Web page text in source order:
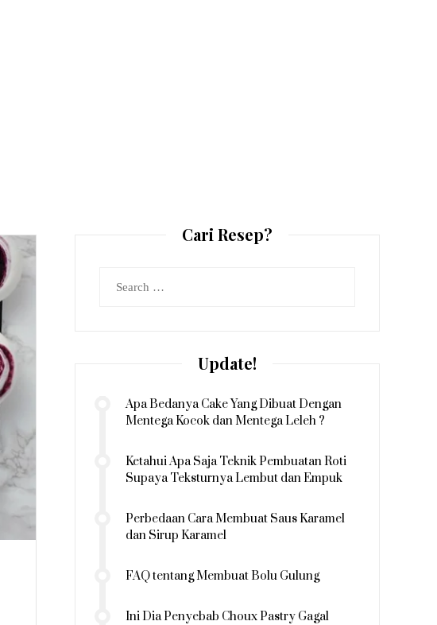
Cari Resep?
Update!
Apa Bedanya Cake Yang Dibuat Dengan
Mentega Kocok dan Mentega Leleh ?
Ketahui Apa Saja Teknik Pembuatan Roti
Supaya Teksturnya Lembut dan Empuk
Perbedaan Cara Membuat Saus Karamel
dan Sirup Karamel
FAQ tentang Membuat Bolu Gulung
Ini Dia Penyebab Choux Pastry Gagal